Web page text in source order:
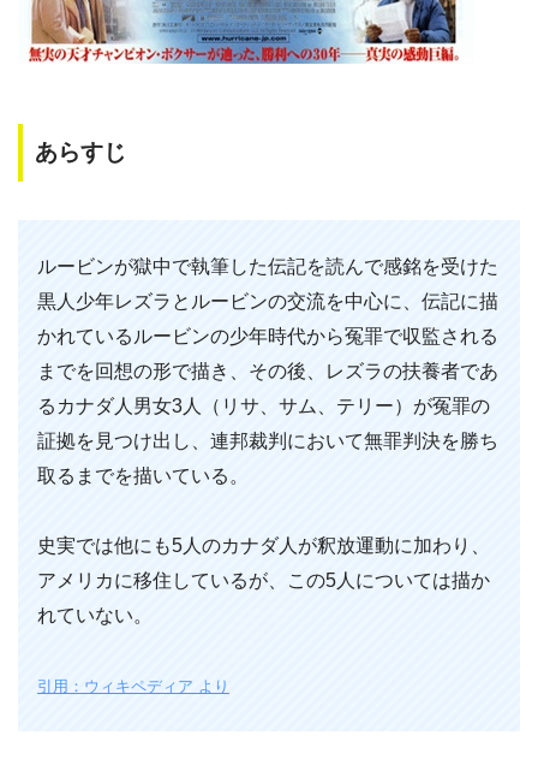
あらすじ
ルービンが獄中で執筆した伝記を読んで感銘を受けた
黒人少年レズラとルービンの交流を中心に、伝記に描
かれているルービンの少年時代から冤罪で収監される
までを回想の形で描き、その後、レズラの扶養者であ
るカナダ人男女3人（リサ、サム、テリー）が冤罪の
証拠を見つけ出し、連邦裁判において無罪判決を勝ち
取るまでを描いている。
史実では他にも5人のカナダ人が釈放運動に加わり、
アメリカに移住しているが、この5人については描か
れていない。
引用：ウィキペディア より